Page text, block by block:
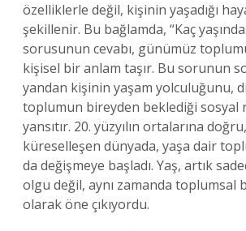
özelliklerle değil, kişinin yaşadığı
şekillenir. Bu bağlamda, “Kaç
sorusunun cevabı, günümüz
kişisel bir anlam taşır. Bu sorunun
yandan kişinin yaşam yolculuğunu,
toplumun bireyden beklediği sosyal
yansıtır. 20. yüzyılın ortalarına
küreselleşen dünyada, yaşa dair
da değişmeye başladı. Yaş, artık
olgu değil, aynı zamanda toplumsal
olarak öne çıkıyordu.